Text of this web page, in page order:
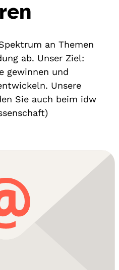
an Themen
ab. Unser Ziel:
gewinnen und
Unsere
Sie auch beim idw